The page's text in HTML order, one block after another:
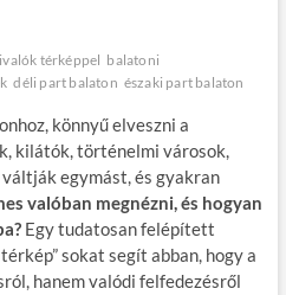
térképpel balatoni
déli part balaton északi part balaton
könnyű elveszni a
kilátók, történelmi városok,
egymást, és gyakran
valóban megnézni, és hogyan
Egy tudatosan felépített
sokat segít abban, hogy a
hanem valódi felfedezésről